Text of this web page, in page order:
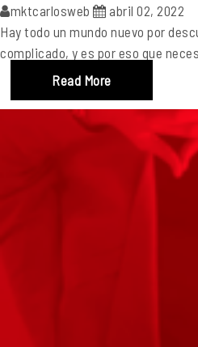
mktcarlosweb
abril 02, 2022
Hay todo un mundo nuevo por
complicado, y es por eso que
Read More